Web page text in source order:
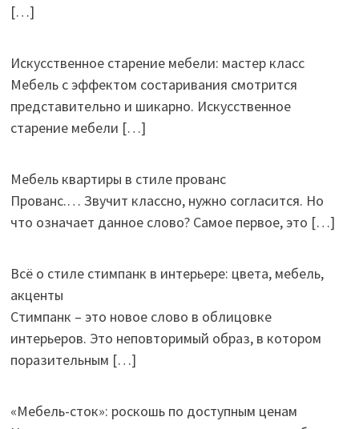
[…]
Искусственное старение мебели: мастер класс
Мебель с эффектом состаривания смотрится
представительно и шикарно. Искусственное
старение мебели […]
Мебель квартиры в стиле прованс
Прованс.… Звучит классно, нужно согласится. Но
что означает данное слово? Самое первое, это […]
Всё о стиле стимпанк в интерьере: цвета, мебель,
акценты
Стимпанк – это новое слово в облицовке
интерьеров. Это неповторимый образ, в котором
поразительным […]
«Мебель-сток»: роскошь по доступным ценам